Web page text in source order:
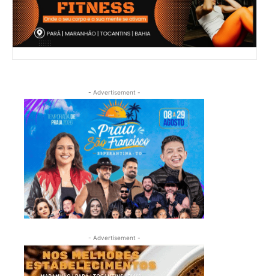
- Advertisement -
- Advertisement -